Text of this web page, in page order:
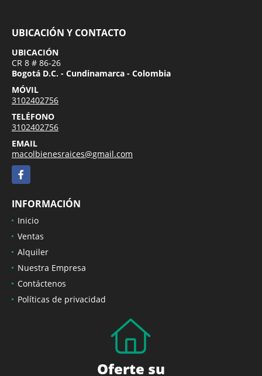
UBICACIÓN Y CONTACTO
UBICACIÓN
CR 8 # 86-26
Bogotá D.C. - Cundinamarca - Colombia
MÓVIL
3102402756
TELÉFONO
3102402756
EMAIL
macolbienesraices@gmail.com
Facebook
INFORMACIÓN
Inicio
Ventas
Alquiler
Nuestra Empresa
Contáctenos
Políticas de privacidad
Oferte su